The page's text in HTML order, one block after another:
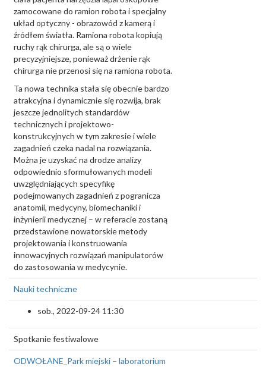
zamocowane do ramion robota i specjalny
układ optyczny - obrazowód z kamerą i
źródłem światła. Ramiona robota kopiują
ruchy rąk chirurga, ale są o wiele
precyzyjniejsze, ponieważ drżenie rąk
chirurga nie przenosi się na ramiona robota.
Ta nowa technika stała się obecnie bardzo
atrakcyjna i dynamicznie się rozwija, brak
jeszcze jednolitych standardów
technicznych i projektowo-
konstrukcyjnych w tym zakresie i wiele
zagadnień czeka nadal na rozwiązania.
Można je uzyskać na drodze analizy
odpowiednio sformułowanych modeli
uwzględniających specyfikę
podejmowanych zagadnień z pogranicza
anatomii, medycyny, biomechaniki i
inżynierii medycznej – w referacie zostaną
przedstawione nowatorskie metody
projektowania i konstruowania
innowacyjnych rozwiązań manipulatorów
do zastosowania w medycynie.
Nauki techniczne
sob., 2022-09-24 11:30
Spotkanie festiwalowe
ODWOŁANE_Park miejski – laboratorium